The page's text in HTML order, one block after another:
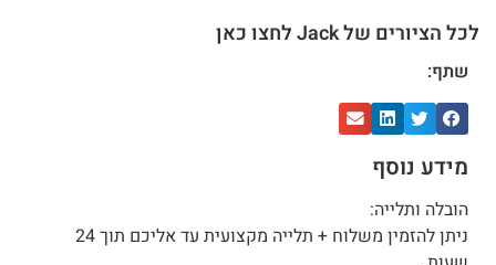
לכל הציורים של Jack לחצו כאן
שתף:
מידע נוסף
הובלה ותלייה:
ניתן להזמין משלוח + תלייה מקצועית עד אליכם תוך 24